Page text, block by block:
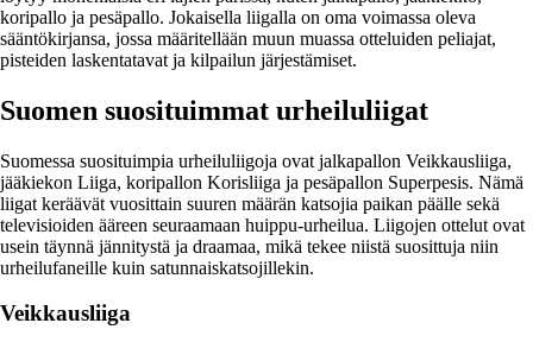
koripallo ja pesäpallo. Jokaisella liigalla on oma voimassa oleva
sääntökirjansa, jossa määritellään muun muassa otteluiden peliajat,
pisteiden laskentatavat ja kilpailun järjestämiset.
Suomen suosituimmat urheiluliigat
Suomessa suosituimpia urheiluliigoja ovat jalkapallon Veikkausliiga,
jääkiekon Liiga, koripallon Korisliiga ja pesäpallon Superpesis. Nämä
liigat keräävät vuosittain suuren määrän katsojia paikan päälle sekä
televisioiden ääreen seuraamaan huippu-urheilua. Liigojen ottelut ovat
usein täynnä jännitystä ja draamaa, mikä tekee niistä suosittuja niin
urheilufaneille kuin satunnaiskatsojillekin.
Veikkausliiga